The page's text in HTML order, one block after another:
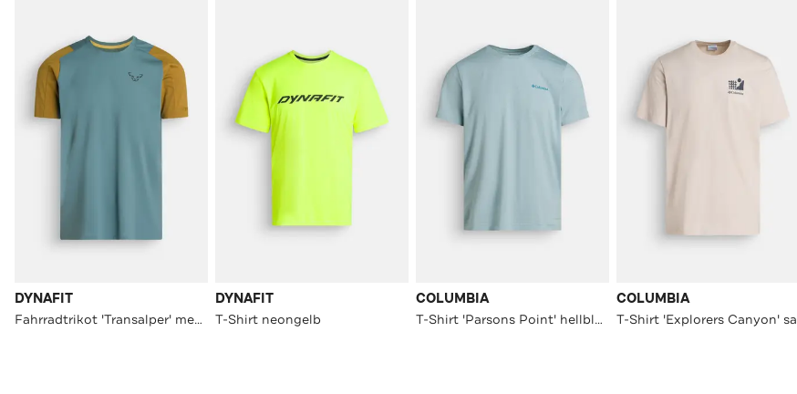
DYNAFIT
Fahrradtrikot 'Transalper' mehrfarbig
DYNAFIT
T-Shirt neongelb
COLUMBIA
T-Shirt 'Parsons Point' hellblau
COLUMBIA